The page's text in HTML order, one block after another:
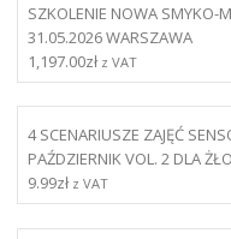
SZKOLENIE NOWA SMYKO-
31.05.2026 WARSZAWA
1,197.00zł z VAT
4 SCENARIUSZE ZAJĘĆ
PAŹDZIERNIK VOL. 2 DLA
9.99zł z VAT